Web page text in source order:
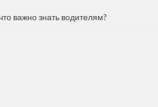
важно знать водителям?